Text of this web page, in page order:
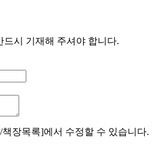
드시 기재해 주셔야 합니다.
장목록]에서 수정할 수 있습니다.